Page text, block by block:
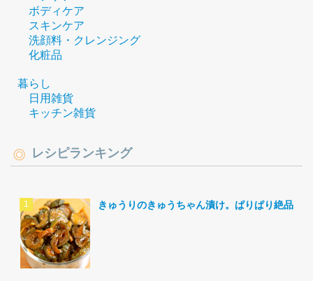
ボディケア
スキンケア
洗顔料・クレンジング
化粧品
暮らし
日用雑貨
キッチン雑貨
レシピランキング
きゅうりのきゅうちゃん漬け。ぱりぱり絶品。